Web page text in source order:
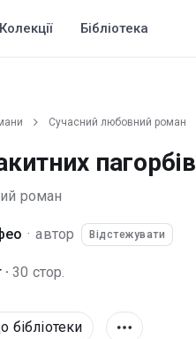
Колекції Бібліотека
Сучасний любовний роман
пагорбів
роман
· автор Відстежувати
30 стор.
бібліотеки